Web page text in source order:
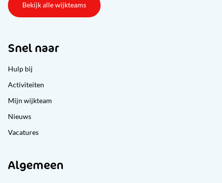
Bekijk alle wijkteams
Snel naar
Hulp bij
Activiteiten
Mijn wijkteam
Nieuws
Vacatures
Algemeen